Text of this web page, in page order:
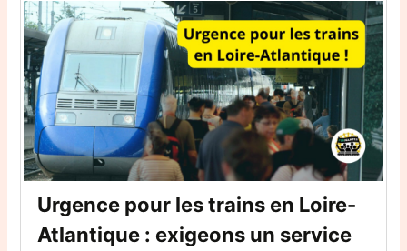
Urgence pour les trains en Loire-
Atlantique : exigeons un service